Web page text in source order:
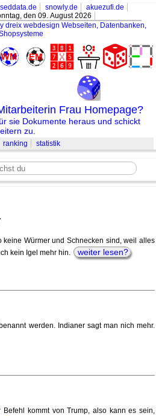
snowly.de
akuezufi.de
den 09. August 2026
dreix webdesign Webseiten, Datenbanken,
Frau Homepage?
sie Dokumente heraus und schickt
zu.
ranking statistik
Würmer und Schnecken sind, weil alles
kein Igel mehr hin.
weiter lesen?
werden. Indianer sagt man nich mehr.
Befehl kommt von Trump, also kann es sein,